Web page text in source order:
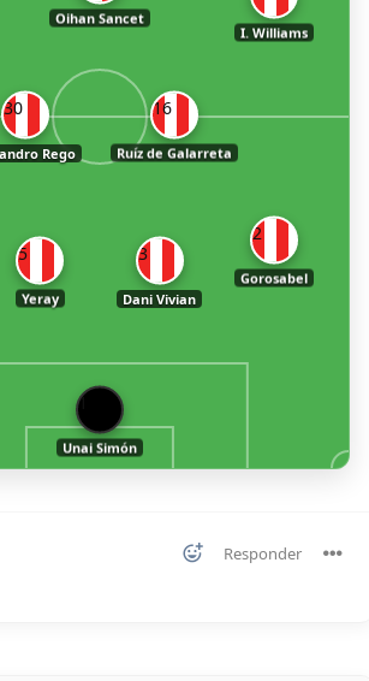
1
Unai Simón
5
Yeray
3
Dani Vivian
2
Gorosabel
30
Rego
16
Ruíz de Galarreta
Oihan Sancet
I. Williams
Responder